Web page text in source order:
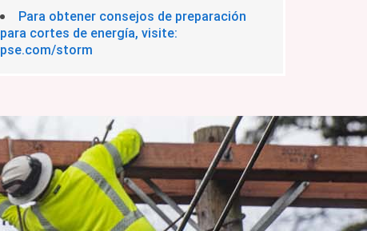
Para obtener consejos de preparación
para cortes de energía, visite:
pse.com/storm